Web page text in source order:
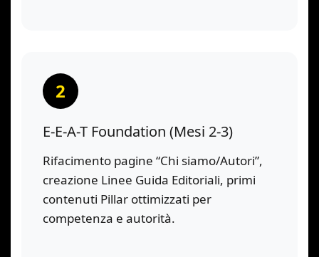
2
E-E-A-T Foundation (Mesi 2-3)
Rifacimento pagine “Chi siamo/Autori”,
creazione Linee Guida Editoriali, primi
contenuti Pillar ottimizzati per
competenza e autorità.